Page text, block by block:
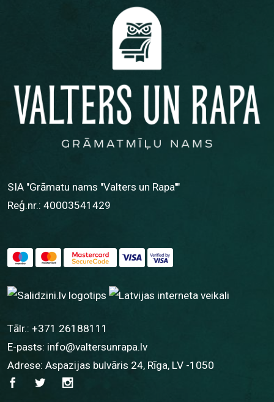
SIA "Grāmatu nams "Valters un Rapa""
Reģ.nr.: 40003541429
Tālr.: +371 26188111
E-pasts: info@valtersunrapa.lv
Adrese: Aspazijas bulvāris 24, Rīga, LV -1050